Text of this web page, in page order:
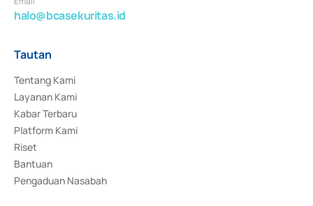
halo@bcasekuritas.id
Tautan
Tentang Kami
Layanan Kami
Kabar Terbaru
Platform Kami
Riset
Bantuan
Pengaduan Nasabah